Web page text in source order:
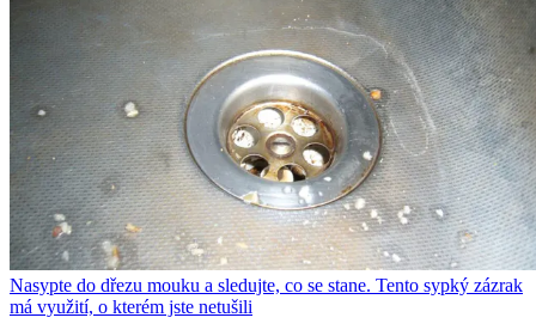
Nasypte do dřezu mouku a sledujte, co se stane. Tento sypký zázrak
má využití, o kterém jste netušili